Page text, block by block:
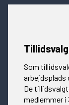
Som
arbejdsplads
De
medlemmer i